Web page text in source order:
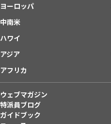
ヨーロッパ
中南米
ハワイ
アジア
アフリカ
ウェブマガジン
特派員ブログ
ガイドブック